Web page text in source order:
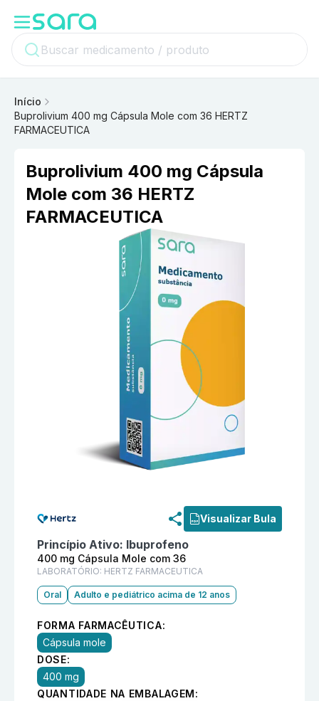
Início
Buprolivium 400 mg Cápsula Mole com 36 HERTZ
FARMACEUTICA
Buprolivium 400 mg Cápsula
Mole com 36 HERTZ
FARMACEUTICA
Visualizar Bula
Princípio Ativo: Ibuprofeno
400 mg Cápsula Mole com 36
LABORATÓRIO: HERTZ FARMACEUTICA
Oral Adulto e pediátrico acima de 12 anos
FORMA FARMACÊUTICA:
Cápsula mole
DOSE:
400 mg
QUANTIDADE NA EMBALAGEM: